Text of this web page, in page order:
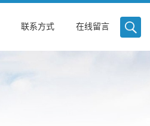
联系方式 在线留言